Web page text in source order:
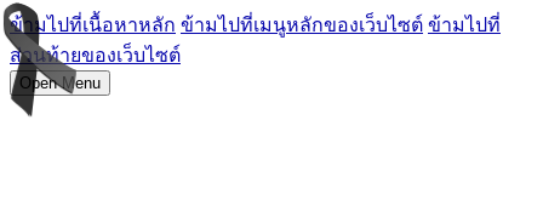
ข้ามไปที่เนื้อหาหลัก ข้ามไปที่เมนูหลักของเว็บไซต์ ข้ามไปที่
ส่วนท้ายของเว็บไซต์
Open Menu